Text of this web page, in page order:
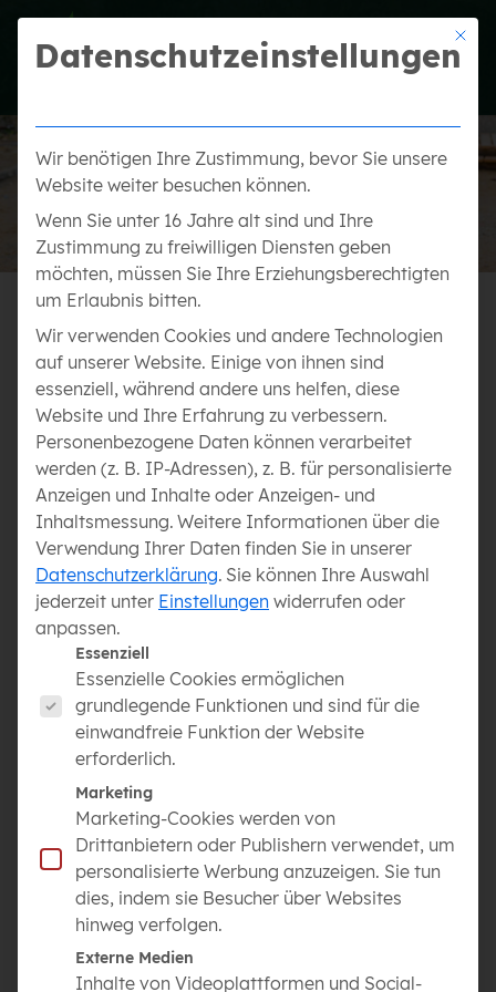
KARRIERE BEI GELTL
Ab 09/26 Ausbildung zum
Gärtner (m/w/d) Fachrichtung
Garten- und Landschaftsbau
Werde Teil unseres Teams und verwirkliche
Gartenträume!
Wir suchen engagierte Mitarbeiter:innen mit
Leidenschaft, handwerklichem Geschick und vollem
Einsatz. Wenn du Freude daran hast, Gartenideen
in hoher Qualität umzusetzen, bist du bei uns genau
richtig! Teile unsere Begeisterung für den schönsten
Beruf der Welt und bring deine Handwerkslust in
Bewirb dich jetzt und zeig uns, dass du unser Team
perfekt ergänzt!
STELLENBESCHREIBUNG:
von Gärten und Außenanlagen mitwirken? Dann ist
Mit
Datenschutzeinstellungen
Wir benötigen Ihre Zustimmung, bevor Sie unsere
Website weiter besuchen können.
Wenn Sie unter 16 Jahre alt sind und Ihre
Zustimmung zu freiwilligen Diensten geben
möchten, müssen Sie Ihre Erziehungsberechtigten
um Erlaubnis bitten.
Wir verwenden Cookies und andere Technologien
auf unserer Website. Einige von ihnen sind
essenziell, während andere uns helfen, diese
Website und Ihre Erfahrung zu verbessern.
Personenbezogene Daten können verarbeitet
werden (z. B. IP-Adressen), z. B. für personalisierte
Anzeigen und Inhalte oder Anzeigen- und
Inhaltsmessung. Weitere Informationen über die
Verwendung Ihrer Daten finden Sie in unserer
Datenschutzerklärung. Sie können Ihre Auswahl
jederzeit unter Einstellungen widerrufen oder
anpassen.
Es folgt eine Liste der Service-Gruppen, für die eine
Essenziell
Essenzielle Cookies ermöglichen
grundlegende Funktionen und sind für die
einwandfreie Funktion der Website
erforderlich.
Marketing
Marketing-Cookies werden von
Drittanbietern oder Publishern verwendet, um
personalisierte Werbung anzuzeigen. Sie tun
dies, indem sie Besucher über Websites
hinweg verfolgen.
Externe Medien
Inhalte von Videoplattformen und Social-